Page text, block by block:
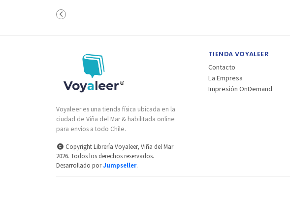
Voyaleer es una tienda física ubicada en la
ciudad de Viña del Mar & habilitada online
para envíos a todo Chile.
Copyright Librería Voyaleer, Viña del Mar
2026. Todos los derechos reservados.
Desarrollado porJumpseller.
TIENDA VOYALEER
Contacto
La Empresa
Impresión OnDemand